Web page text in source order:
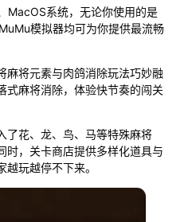
MacOS系统，无论你使用的是
模拟器均可为你提供最流畅
麻将元素与肉鸽消除玩法巧妙融
式麻将消除，体验快节奏的闯关
了花、龙、鸟、马等特殊麻将
时，关卡商店提供多样化道具与
玩越停不下来。